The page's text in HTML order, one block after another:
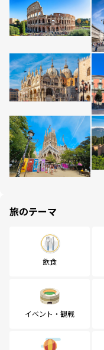
旅のテーマ
飲食
イベント・観戦